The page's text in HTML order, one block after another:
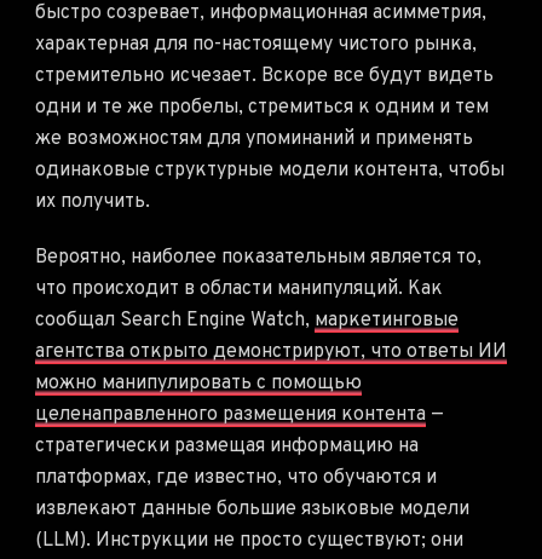
быстро созревает, информационная асимметрия,
характерная для по-настоящему чистого рынка,
стремительно исчезает. Вскоре все будут видеть
одни и те же пробелы, стремиться к одним и тем
же возможностям для упоминаний и применять
одинаковые структурные модели контента, чтобы
их получить.
Вероятно, наиболее показательным является то,
что происходит в области манипуляций. Как
сообщал Search Engine Watch, маркетинговые
агентства открыто демонстрируют, что ответы ИИ
можно манипулировать с помощью
целенаправленного размещения контента —
стратегически размещая информацию на
платформах, где известно, что обучаются и
извлекают данные большие языковые модели
(LLM). Инструкции не просто существуют; они